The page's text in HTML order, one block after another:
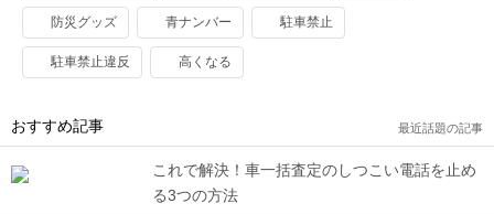
防災グッズ 青ナンバー 駐車禁止
駐車禁止違反 高くなる
おすすめ記事 最近話題の記事
これで解決！車一括査定のしつこい電話を止め
る3つの方法